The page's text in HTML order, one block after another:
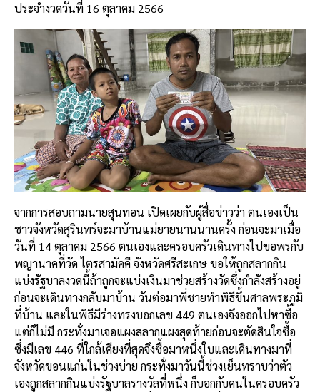
ประจำงวดวันที่ 16 ตุลาคม 2566
จากการสอบถามนายสุนทอน เปิดเผยกับผู้สื่อข่าวว่า ตนเองเป็น
ชาวจังหวัดสุรินทร์จะมาบ้านแม่ยายนานนานครั้ง ก่อนจะมาเมื่อ
วันที่ 14 ตุลาคม 2566 ตนเองและครอบครัวเดินทางไปขอพรกับ
พญานาคที่วัด ไตรสามัคคี จังหวัดศรีสะเกษ ขอให้ถูกสลากกิน
แบ่งรัฐบาลงวดนี้ถ้าถูกจะแบ่งเงินมาช่วยสร้างวัดซึ่งกำลังสร้างอยู่
ก่อนจะเดินทางกลับมาบ้าน วันต่อมาพี่ชายทำพิธีขึ้นศาลพระภูมิ
ที่บ้าน และในพิธีมีร่างทรงบอกเลข 449 ตนเองจึงออกไปหาซื้อ
แต่ก็ไม่มี กระทั่งมาเจอแผงสลากแผงสุดท้ายก่อนจะตัดสินใจซื้อ
ซึ่งมีเลข 446 ที่ใกล้เคียงที่สุดจึงซื้อมาหนึ่งใบและเดินทางมาที่
จังหวัดขอนแก่นในช่วงบ่าย กระทั่งมาวันนี้ช่วงเย็นทราบว่าตัว
เองถูกสลากกินแบ่งรัฐบาลรางวัลที่หนึ่ง ก็บอกกับคนในครอบครัว